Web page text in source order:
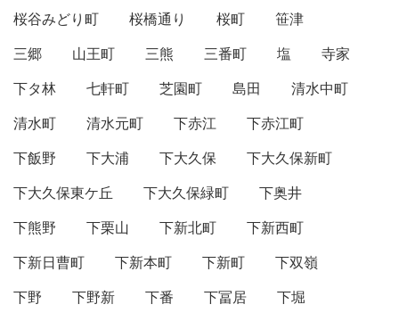
桜谷みどり町
桜橋通り 桜町
笹津
三郷
山王町 三熊 三番町 塩
寺家
下タ林
七軒町 芝園町 島田
清水中町
清水町
清水元町 下赤江
下赤江町
下飯野
下大浦 下大久保
下大久保新町
下大久保東ケ丘
下大久保緑町
下奥井
下熊野
下栗山 下新北町
下新西町
下新日曹町
下新本町 下新町
下双嶺
下野
下野新 下番 下冨居
下堀